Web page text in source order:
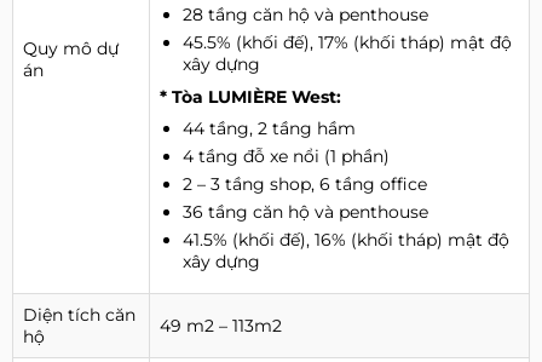
Quy mô dự
án
28 tầng căn hộ và penthouse
45.5% (khối đế), 17% (khối tháp) mật độ
xây dựng
* Tòa LUMIÈRE West:
44 tầng, 2 tầng hầm
4 tầng đỗ xe nổi (1 phần)
2 – 3 tầng shop, 6 tầng office
36 tầng căn hộ và penthouse
41.5% (khối đế), 16% (khối tháp) mật độ
xây dựng
Diện tích căn
hộ
49 m2 – 113m2